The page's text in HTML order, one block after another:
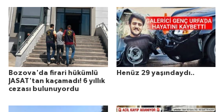
Bozova'da firari hükümlü
JASAT'tan kaçamadı! 6 yıllık
cezası bulunuyordu
Henüz 29 yaşındaydı..